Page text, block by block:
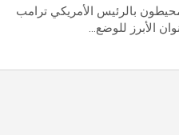
بالرئيس الأمريكي ترامب
الأبرز للوضع…